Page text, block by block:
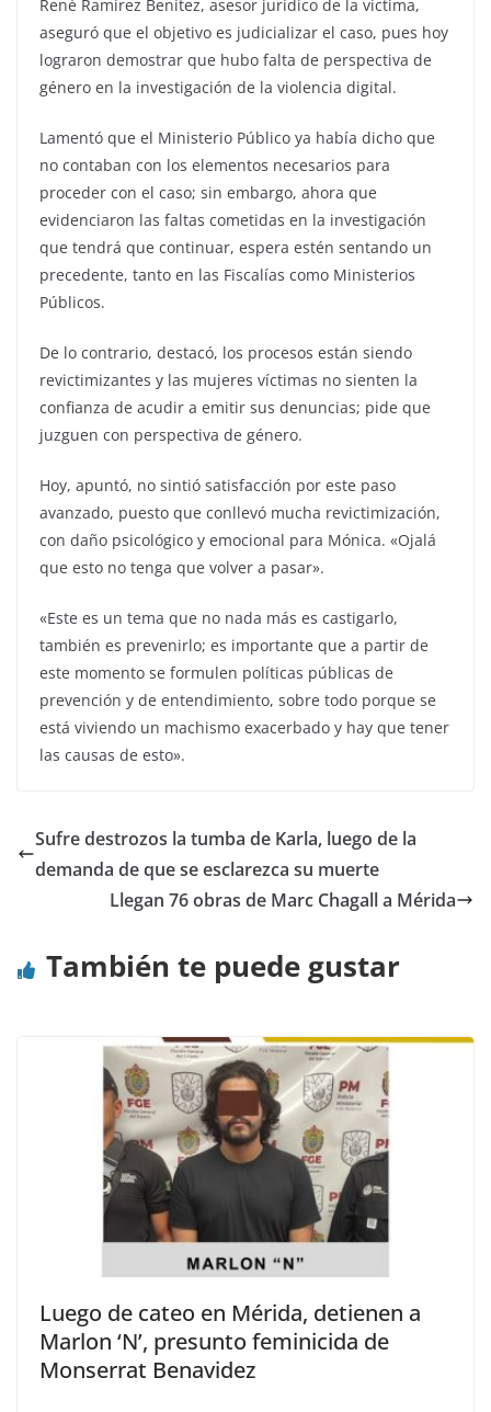
René Ramírez Benítez, asesor jurídico de la víctima,
aseguró que el objetivo es judicializar el caso, pues hoy
lograron demostrar que hubo falta de perspectiva de
género en la investigación de la violencia digital.
Lamentó que el Ministerio Público ya había dicho que
no contaban con los elementos necesarios para
proceder con el caso; sin embargo, ahora que
evidenciaron las faltas cometidas en la investigación
que tendrá que continuar, espera estén sentando un
precedente, tanto en las Fiscalías como Ministerios
Públicos.
De lo contrario, destacó, los procesos están siendo
revictimizantes y las mujeres víctimas no sienten la
confianza de acudir a emitir sus denuncias; pide que
juzguen con perspectiva de género.
Hoy, apuntó, no sintió satisfacción por este paso
avanzado, puesto que conllevó mucha revictimización,
con daño psicológico y emocional para Mónica. «Ojalá
que esto no tenga que volver a pasar».
«Este es un tema que no nada más es castigarlo,
también es prevenirlo; es importante que a partir de
este momento se formulen políticas públicas de
prevención y de entendimiento, sobre todo porque se
está viviendo un machismo exacerbado y hay que tener
las causas de esto».
Sufre destrozos la tumba de Karla, luego de la
demanda de que se esclarezca su muerte
Llegan 76 obras de Marc Chagall a Mérida
También te puede gustar
Luego de cateo en Mérida, detienen a
Marlon ‘N’, presunto feminicida de
Monserrat Benavidez